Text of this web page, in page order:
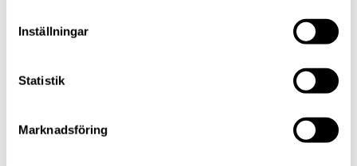
Inställningar
Statistik
Marknadsföring